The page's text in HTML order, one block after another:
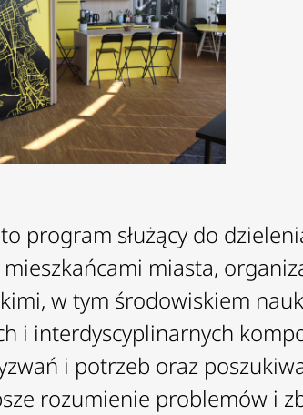
program służący do
miasta,
w tym środowiskiem
i interdyscyplinarnych
i potrzeb oraz
rozumienie problemów i